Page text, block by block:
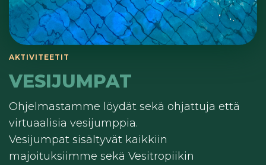
AKTIVITEETIT
VESIJUMPAT
Ohjelmastamme löydät sekä ohjattuja että
virtuaalisia vesijumppia.
Vesijumpat sisältyvät kaikkiin
majoituksiimme sekä Vesitropiikin